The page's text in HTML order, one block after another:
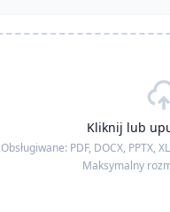
Kliknij lub
Obsługiwane: PDF, DOCX, PPTX,
Maksymalny